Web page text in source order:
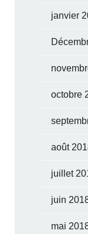
janvier
octobre
août
juillet
juin
mai